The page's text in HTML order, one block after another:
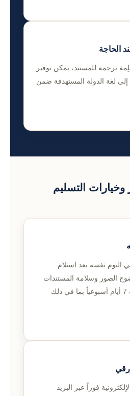
الحاجة
ترجمة للمستند، يمكن توفير
إلى لغة الدولة المستهدفة ضمن
وخيارات التسليم
اليوم نفسه بعد استلام
الصور وسلامة المستندات
الأصلية. الخدمة متاحة 7 أيام أسبوعياً بما في ذلك
فوراً عبر البريد